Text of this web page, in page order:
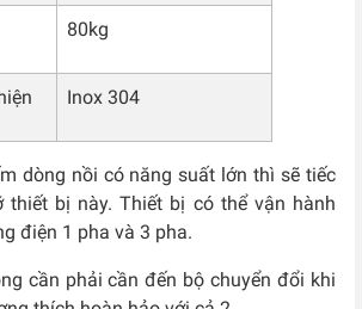
80kg
Inox 304
dòng nồi có năng suất lớn thì sẽ tiếc
thiết bị này. Thiết bị có thể vận hành
điện 1 pha và 3 pha.
cần phải cần đến bộ chuyển đổi khi